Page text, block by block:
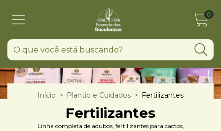
0
Início > Plantio e Cuidados > Fertilizantes
Fertilizantes
Linha completa de adubos, fertilizantes para cactos,